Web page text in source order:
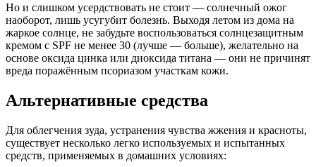
Но и слишком усердствовать не стоит — солнечный ожог
наоборот, лишь усугубит болезнь. Выходя летом из дома на
жаркое солнце, не забудьте воспользоваться солнцезащитным
кремом с SPF не менее 30 (лучше — больше), желательно на
основе оксида цинка или диоксида титана — они не причинят
вреда поражённым псориазом участкам кожи.
Альтернативные средства
Для облегчения зуда, устранения чувства жжения и красноты,
существует несколько легко используемых и испытанных
средств, применяемых в домашних условиях: